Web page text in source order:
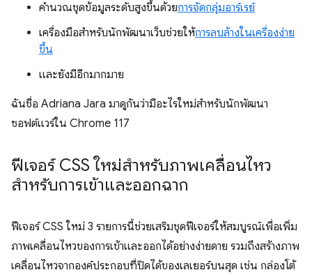
คํานวณชุดข้อมูลระดับสูงขึ้นด้วยการจัดกลุ่มอาร์เรย์
เครื่องมือสําหรับนักพัฒนาเว็บช่วยให้การลบล้างในเครื่องง่าย
ขึ้น
และยังมีอีกมากมาย
ฉันชื่อ Adriana Jara มาดูกันว่ามีอะไรใหม่สำหรับนักพัฒนา
ซอฟต์แวร์ใน Chrome 117
ฟีเจอร์ CSS ใหม่สำหรับภาพเคลื่อนไหว
สำหรับการเข้าและออกฉาก
ฟีเจอร์ CSS ใหม่ 3 รายการนี้ช่วยเสริมชุดฟีเจอร์ให้สมบูรณ์เพื่อเพิ่ม
ภาพเคลื่อนไหวของการเข้าและออกได้อย่างง่ายดาย รวมถึงสร้างภาพ
เคลื่อนไหวจากองค์ประกอบที่ปิดได้ของเลเยอร์บนสุด เช่น กล่องโต้